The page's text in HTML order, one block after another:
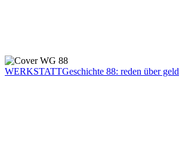
WERKSTATTGeschichte 88: reden über geld